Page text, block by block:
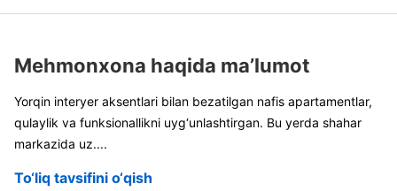
Mehmonxona haqida ma’lumot
Yorqin interyer aksentlari bilan bezatilgan nafis apartamentlar,
qulaylik va funksionallikni uyg‘unlashtirgan. Bu yerda shahar
markazida uz....
To‘liq tavsifini o‘qish